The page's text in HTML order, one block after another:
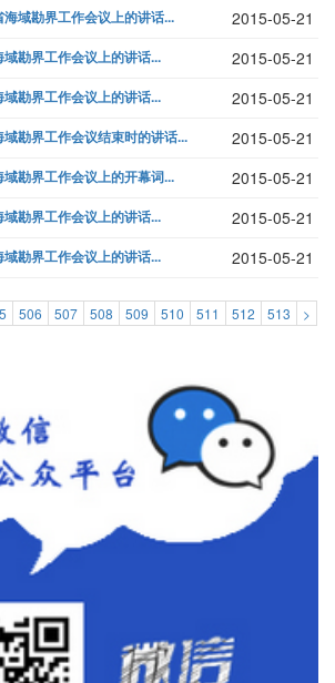
域勘界工作会议上的讲话... 2015-05-21
勘界工作会议上的讲话... 2015-05-21
勘界工作会议上的讲话... 2015-05-21
勘界工作会议结束时的讲话... 2015-05-21
勘界工作会议上的开幕词... 2015-05-21
勘界工作会议上的讲话... 2015-05-21
勘界工作会议上的讲话... 2015-05-21
506 507 508 509 510 511 512 513 >